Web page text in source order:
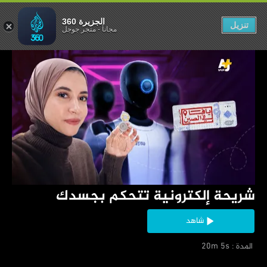
‏شريحة إلكترونية تتحكم بجسدك
شاهد
‏ المدة : 20m 5s
تتحكم بجسدك
الجزيرة 360
مجاناً-متجر جوجل تنزيل